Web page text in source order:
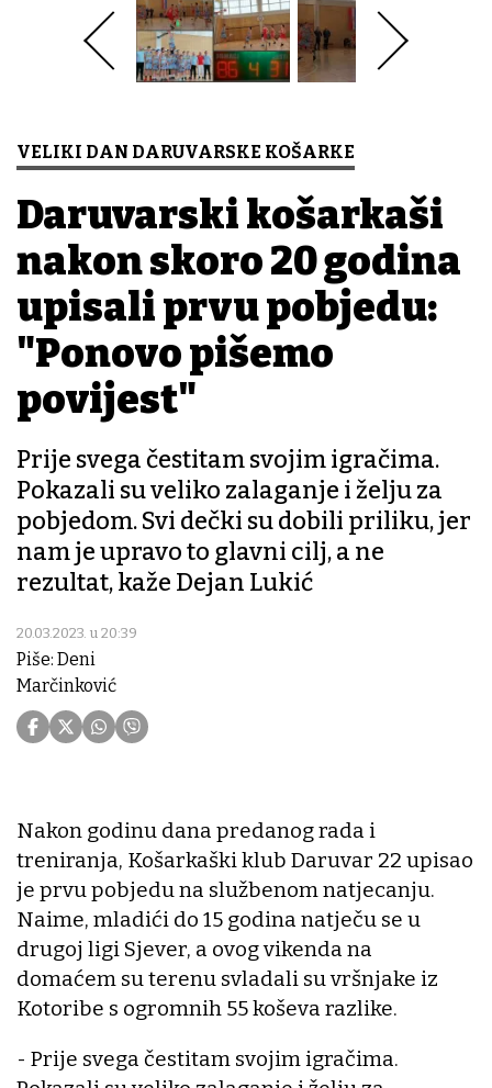
VELIKI DAN DARUVARSKE KOŠARKE
Daruvarski košarkaši
nakon skoro 20 godina
upisali prvu pobjedu:
"Ponovo pišemo
povijest"
Prije svega čestitam svojim igračima.
Pokazali su veliko zalaganje i želju za
pobjedom. Svi dečki su dobili priliku, jer
nam je upravo to glavni cilj, a ne
rezultat, kaže Dejan Lukić
20.03.2023. u 20:39
Piše: Deni
Marčinković
Nakon godinu dana predanog rada i
treniranja, Košarkaški klub Daruvar 22 upisao
je prvu pobjedu na službenom natjecanju.
Naime, mladići do 15 godina natječu se u
drugoj ligi Sjever, a ovog vikenda na
domaćem su terenu svladali su vršnjake iz
Kotoribe s ogromnih 55 koševa razlike.
- Prije svega čestitam svojim igračima.